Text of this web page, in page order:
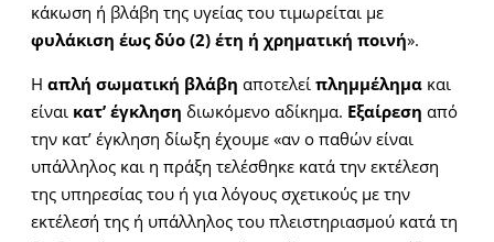
κάκωση ή βλάβη της υγείας του τιμωρείται με
φυλάκιση έως δύο (2) έτη ή χρηματική ποινή».
Η απλή σωματική βλάβη αποτελεί πλημμέλημα και
είναι κατ’ έγκληση διωκόμενο αδίκημα. Εξαίρεση από
την κατ’ έγκληση δίωξη έχουμε «αν ο παθών είναι
υπάλληλος και η πράξη τελέσθηκε κατά την εκτέλεση
της υπηρεσίας του ή για λόγους σχετικούς με την
εκτέλεσή της ή υπάλληλος του πλειστηριασμού κατά τη